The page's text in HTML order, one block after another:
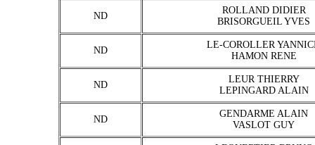
ND
ROLLAND DIDIER
BRISORGUEIL YVES
ND
LE-COROLLER
HAMON RENE
ND
LEUR THIERRY
LEPINGARD ALAIN
ND
GENDARME ALAIN
VASLOT GUY